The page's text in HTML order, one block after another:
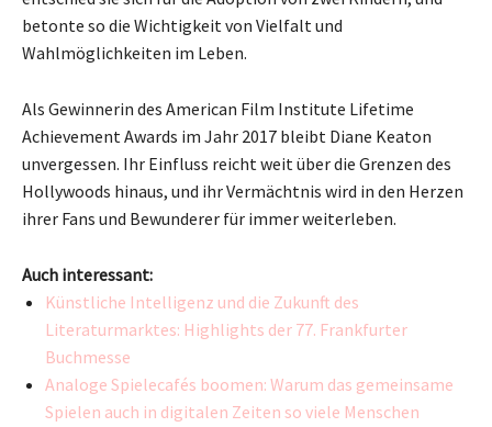
betonte so die Wichtigkeit von Vielfalt und
Wahlmöglichkeiten im Leben.
Als Gewinnerin des American Film Institute Lifetime
Achievement Awards im Jahr 2017 bleibt Diane Keaton
unvergessen. Ihr Einfluss reicht weit über die Grenzen des
Hollywoods hinaus, und ihr Vermächtnis wird in den Herzen
ihrer Fans und Bewunderer für immer weiterleben.
Auch interessant:
Künstliche Intelligenz und die Zukunft des
Literaturmarktes: Highlights der 77. Frankfurter
Buchmesse
Analoge Spielecafés boomen: Warum das gemeinsame
Spielen auch in digitalen Zeiten so viele Menschen